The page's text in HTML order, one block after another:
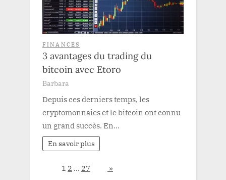
FINANCES
3 avantages du trading du
bitcoin avec Etoro
Barbara
Depuis ces derniers temps, les
cryptomonnaies et le bitcoin ont connu
un grand succès. En…
En savoir plus
1 2 … 27 »